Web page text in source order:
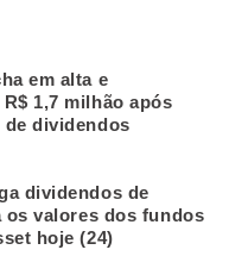
em alta e
1,7 milhão após
de dividendos
dividendos de
os valores dos fundos
hoje (24)